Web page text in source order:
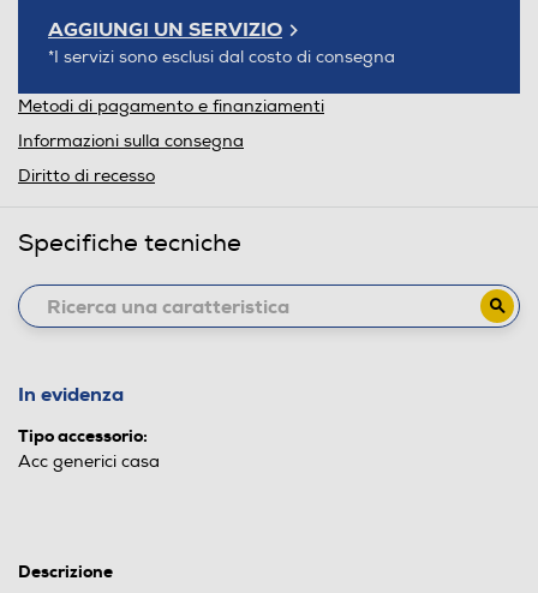
AGGIUNGI UN SERVIZIO
*I servizi sono esclusi dal costo di consegna
Metodi di pagamento e finanziamenti
Informazioni sulla consegna
Diritto di recesso
Specifiche tecniche
In evidenza
Tipo accessorio:
Acc generici casa
Descrizione